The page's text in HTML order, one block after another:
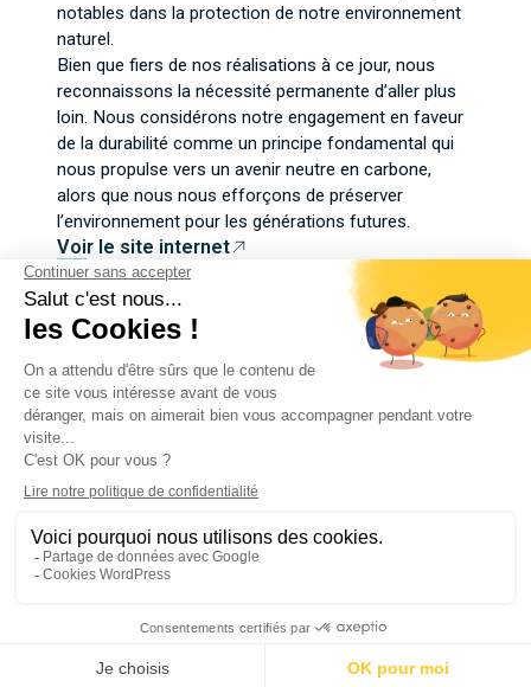
notables dans la protection de notre environnement
naturel.
Bien que fiers de nos réalisations à ce jour, nous
reconnaissons la nécessité permanente d’aller plus
loin. Nous considérons notre engagement en faveur
de la durabilité comme un principe fondamental qui
nous propulse vers un avenir neutre en carbone,
alors que nous nous efforçons de préserver
l’environnement pour les générations futures.
Voir le site internet
Politique de confidentialité
Gestion des cookies